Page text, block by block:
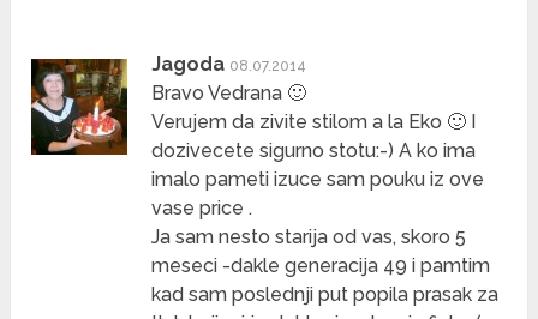
Jagoda 08.07.2014
Bravo Vedrana 🙂
Verujem da zivite stilom a la Eko 🙂 I
dozivecete sigurno stotu:-) A ko ima
imalo pameti izuce sam pouku iz ove
vase price .
Ja sam nesto starija od vas, skoro 5
meseci -dakle generacija 49 i pamtim
kad sam poslednji put popila prasak za